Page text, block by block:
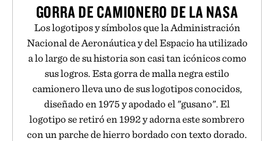
GORRA DE CAMIONERO DE LA NASA
Los logotipos y símbolos que la Administración
Nacional de Aeronáutica y del Espacio ha utilizado
a lo largo de su historia son casi tan icónicos como
sus logros. Esta gorra de malla negra estilo
camionero lleva uno de sus logotipos conocidos,
diseñado en 1975 y apodado el "gusano". El
logotipo se retiró en 1992 y adorna este sombrero
con un parche de hierro bordado con texto dorado.